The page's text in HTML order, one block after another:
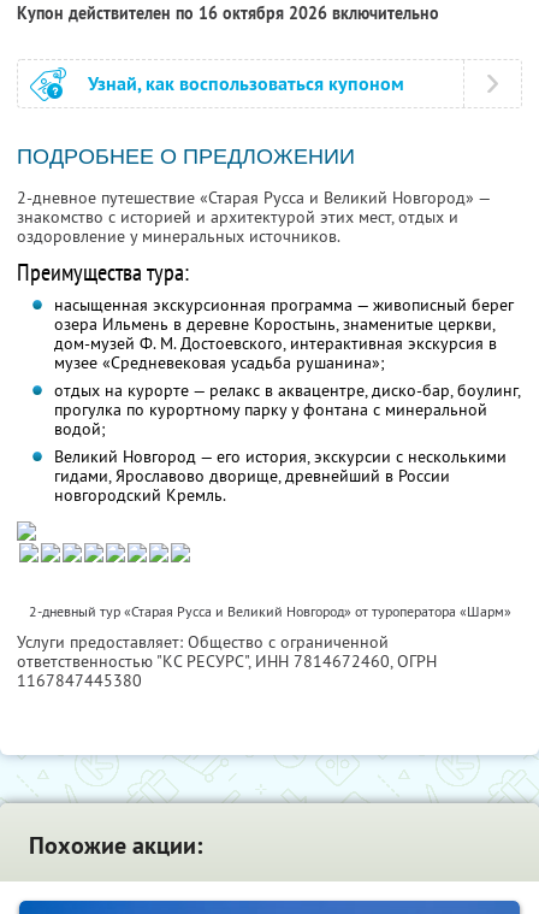
Купон действителен по 16 октября 2026 включительно
Узнай, как воспользоваться купоном
ПОДРОБНЕЕ О ПРЕДЛОЖЕНИИ
2-дневное путешествие «Старая Русса и Великий Новгород» —
знакомство с историей и архитектурой этих мест, отдых и
оздоровление у минеральных источников.
Преимущества тура:
насыщенная экскурсионная программа — живописный берег
озера Ильмень в деревне Коростынь, знаменитые церкви,
дом-музей Ф. М. Достоевского, интерактивная экскурсия в
музее «Средневековая усадьба рушанина»;
отдых на курорте — релакс в аквацентре, диско-бар, боулинг,
прогулка по курортному парку у фонтана с минеральной
водой;
Великий Новгород — его история, экскурсии с несколькими
гидами, Ярославово дворище, древнейший в России
новгородский Кремль.
2-дневный тур «Старая Русса и Великий Новгород» от туроператора «Шарм»
Услуги предоставляет: Общество с ограниченной
ответственностью "КС РЕСУРС", ИНН 7814672460, ОГРН
1167847445380
Похожие акции: